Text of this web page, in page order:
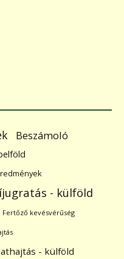
Beszámoló
- külföld
Fertőző kevésvérűség
- külföld